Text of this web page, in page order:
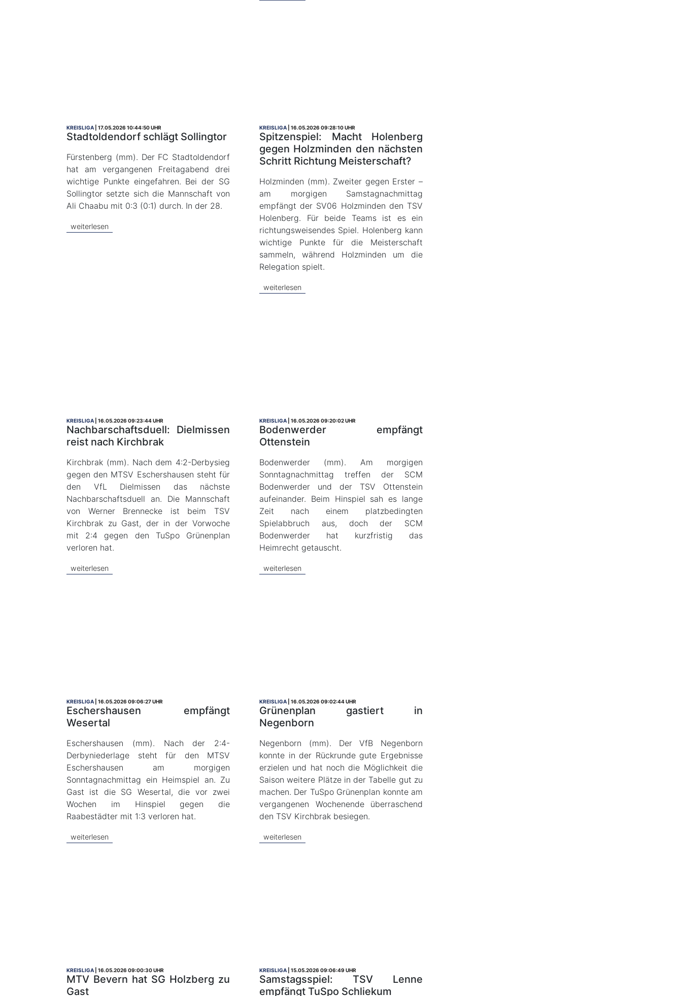
KREISLIGA 17.05.2026 10:44:50 UHR
Stadtoldendorf schlägt Sollingtor
Fürstenberg (mm). Der FC Stadtoldendorf
hat am vergangenen Freitagabend drei
wichtige Punkte eingefahren. Bei der SG
Sollingtor setzte sich die Mannschaft von
Ali Chaabu mit 0:3 (0:1) durch. In der 28.
weiterlesen
KREISLIGA 16.05.2026 09:28:10 UHR
Spitzenspiel: Macht Holenberg
gegen Holzminden den nächsten
Schritt Richtung Meisterschaft?
Holzminden (mm). Zweiter gegen Erster –
am morgigen Samstagnachmittag
empfängt der SV06 Holzminden den TSV
Holenberg. Für beide Teams ist es ein
richtungsweisendes Spiel. Holenberg kann
wichtige Punkte für die Meisterschaft
sammeln, während Holzminden um die
Relegation spielt.
weiterlesen
KREISLIGA 16.05.2026 09:23:44 UHR
Nachbarschaftsduell: Dielmissen
reist nach Kirchbrak
Kirchbrak (mm). Nach dem 4:2-Derbysieg
gegen den MTSV Eschershausen steht für
den VfL Dielmissen das nächste
Nachbarschaftsduell an. Die Mannschaft
von Werner Brennecke ist beim TSV
Kirchbrak zu Gast, der in der Vorwoche
mit 2:4 gegen den TuSpo Grünenplan
verloren hat.
weiterlesen
KREISLIGA 16.05.2026 09:20:02 UHR
Bodenwerder empfängt
Ottenstein
Bodenwerder (mm). Am morgigen
Sonntagnachmittag treffen der SCM
Bodenwerder und der TSV Ottenstein
aufeinander. Beim Hinspiel sah es lange
Zeit nach einem platzbedingten
Spielabbruch aus, doch der SCM
Bodenwerder hat kurzfristig das
Heimrecht getauscht.
weiterlesen
KREISLIGA 16.05.2026 09:06:27 UHR
Eschershausen empfängt
Wesertal
Eschershausen (mm). Nach der 2:4-
Derbyniederlage steht für den MTSV
Eschershausen am morgigen
Sonntagnachmittag ein Heimspiel an. Zu
Gast ist die SG Wesertal, die vor zwei
Wochen im Hinspiel gegen die
Raabestädter mit 1:3 verloren hat.
weiterlesen
KREISLIGA 16.05.2026 09:02:44 UHR
Grünenplan gastiert in
Negenborn
Negenborn (mm). Der VfB Negenborn
konnte in der Rückrunde gute Ergebnisse
erzielen und hat noch die Möglichkeit die
Saison weitere Plätze in der Tabelle gut zu
machen. Der TuSpo Grünenplan konnte am
vergangenen Wochenende überraschend
den TSV Kirchbrak besiegen.
weiterlesen
KREISLIGA 16.05.2026 09:00:30 UHR
MTV Bevern hat SG Holzberg zu
Gast
KREISLIGA 15.05.2026 09:06:49 UHR
Samstagsspiel: TSV Lenne
empfängt TuSpo Schliekum